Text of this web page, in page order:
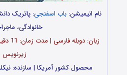
نام انیمیشن:باب اسفنجی: پاتریک
خانوادگی،
زیرنویس
محصول کشور آمریکا | سازنده: نیکلودئون